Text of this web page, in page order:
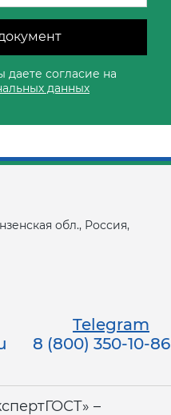
согласие на
данных
обл., Россия,
Telegram
8 (800) 350-10-86
–